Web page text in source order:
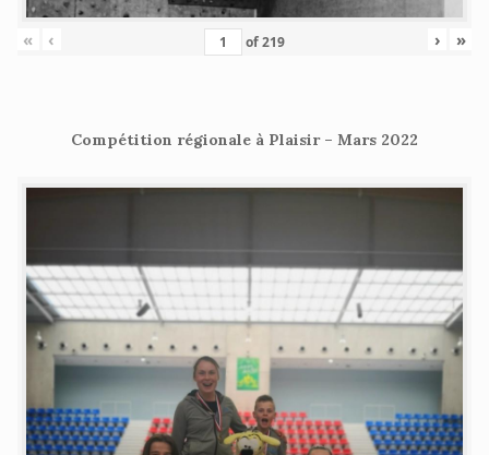
« ‹ of219 › »
Compétition régionale à Plaisir – Mars 2022